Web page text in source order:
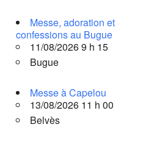
Messe, adoration et
confessions au Bugue
11/08/2026 9 h 15
Bugue
Messe à Capelou
13/08/2026 11 h 00
Belvès